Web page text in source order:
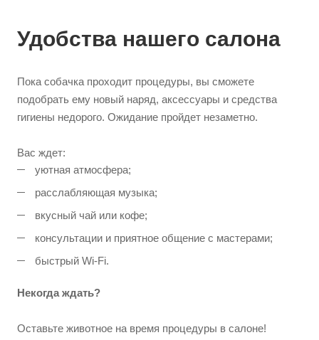
Удобства нашего салона
Пока собачка проходит процедуры, вы сможете
подобрать ему новый наряд, аксессуары и средства
гигиены недорого. Ожидание пройдет незаметно.
Вас ждет:
уютная атмосфера;
расслабляющая музыка;
вкусный чай или кофе;
консультации и приятное общение с мастерами;
быстрый Wi-Fi.
Некогда ждать?
Оставьте животное на время процедуры в салоне!